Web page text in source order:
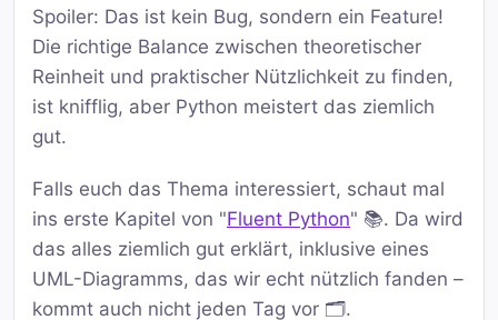
Spoiler: Das ist kein Bug, sondern ein Feature!
Die richtige Balance zwischen theoretischer
Reinheit und praktischer Nützlichkeit zu finden,
ist knifflig, aber Python meistert das ziemlich
gut.
Falls euch das Thema interessiert, schaut mal
ins erste Kapitel von "Fluent Python" 📚. Da wird
das alles ziemlich gut erklärt, inklusive eines
UML-Diagramms, das wir echt nützlich fanden –
kommt auch nicht jeden Tag vor 🗂️.